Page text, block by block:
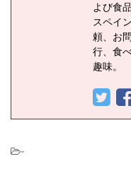
よび食
スペイ
頼、お
行、食
趣味。
-